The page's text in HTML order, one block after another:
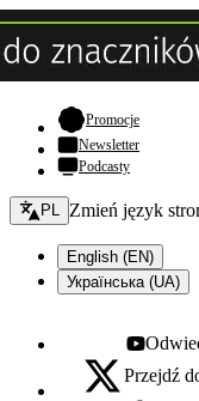
Promocje- otwiera
Newsletter
Podcasty
Zmień język - bieżący:
PL Zmień język
English (EN)
Українська (UA)
Youtube -
X - otwiera się w
Przejdź